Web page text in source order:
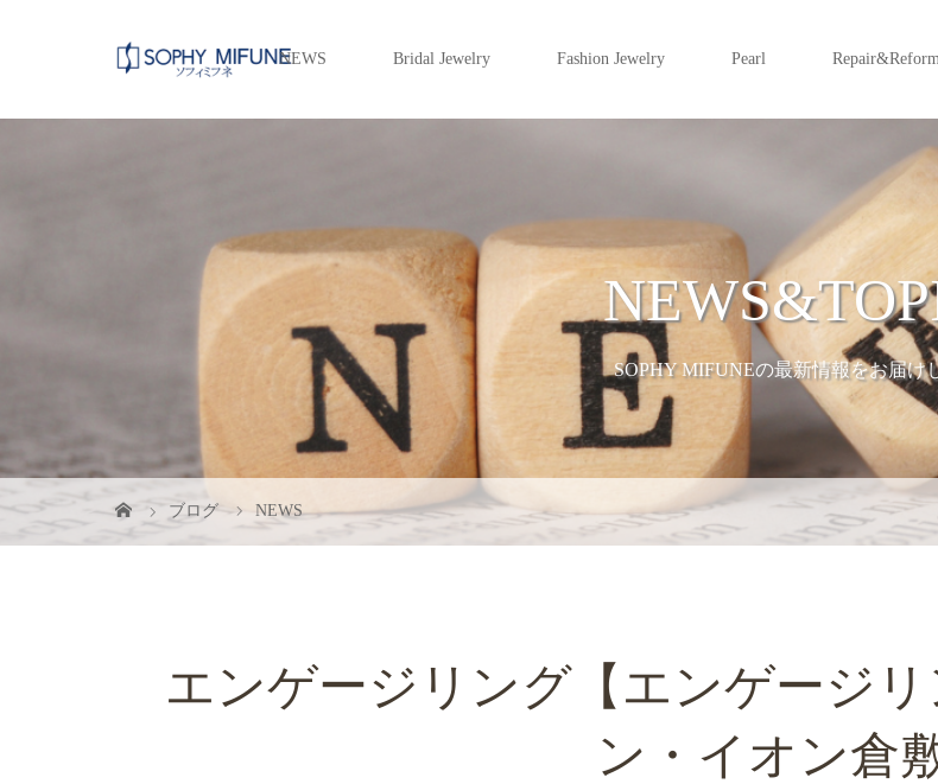
NEWS Bridal Jewelry Fashion Jewelry Pearl
SOPHY MIFUNEの最新情報をお届け
ブログ NEWS
エンゲージリング【エンゲージ
ン・イオン倉敷